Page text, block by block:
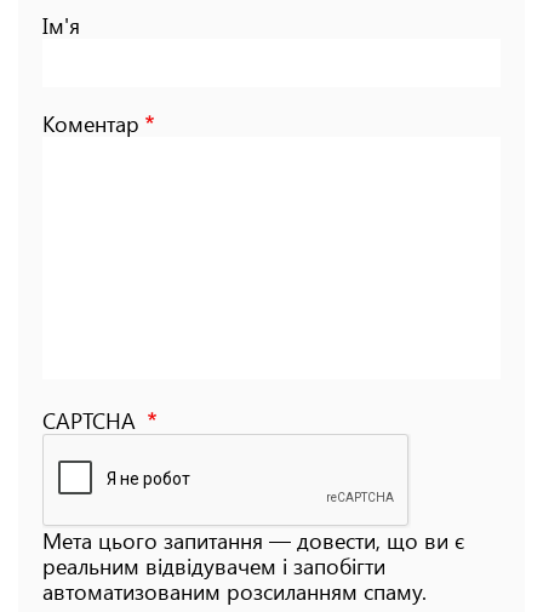
Ім'я
Коментар
CAPTCHA
Мета цього запитання — довести, що ви є
реальним відвідувачем і запобігти
автоматизованим розсиланням спаму.